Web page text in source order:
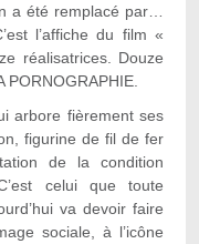
a été remplacé par…
l’affiche du film «
réalisatrices. Douze
PORNOGRAPHIE.
arbore fièrement ses
figurine de fil de fer
de la condition
celui que toute
va devoir faire
sociale, à l’icône